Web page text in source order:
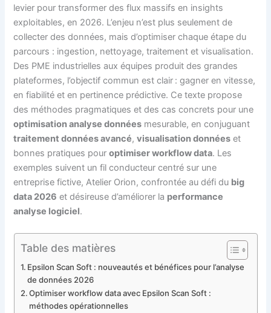
levier pour transformer des flux massifs en insights
exploitables, en 2026. L’enjeu n’est plus seulement de
collecter des données, mais d’optimiser chaque étape du
parcours : ingestion, nettoyage, traitement et visualisation.
Des PME industrielles aux équipes produit des grandes
plateformes, l’objectif commun est clair : gagner en vitesse,
en fiabilité et en pertinence prédictive. Ce texte propose
des méthodes pragmatiques et des cas concrets pour une
optimisation analyse données mesurable, en conjuguant
traitement données avancé,visualisation données et
bonnes pratiques pouroptimiser workflow data. Les
exemples suivent un fil conducteur centré sur une
entreprise fictive, Atelier Orion, confrontée au défi du big
data 2026 et désireuse d’améliorer la performance
analyse logiciel.
Table des matières
Epsilon Scan Soft : nouveautés et bénéfices pour l’analyse
de données 2026
Optimiser workflow data avec Epsilon Scan Soft :
méthodes opérationnelles